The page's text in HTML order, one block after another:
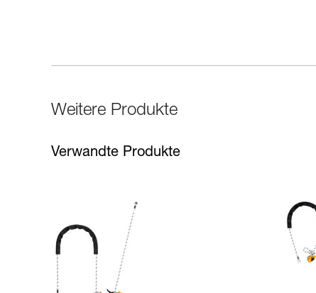
Weitere Produkte
Verwandte Produkte